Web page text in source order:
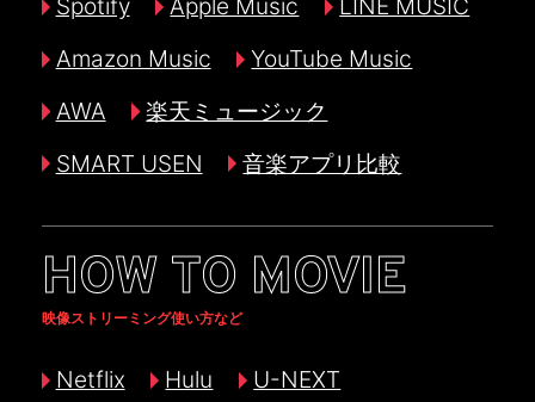
Spotify Apple Music
LINE MUSIC
Amazon Music
YouTube Music
AWA
楽天ミュージック
SMART USEN
音楽アプリ比較
HOW TO MOVIE
映像ストリーミング使い方など
Netflix Hulu
U-NEXT